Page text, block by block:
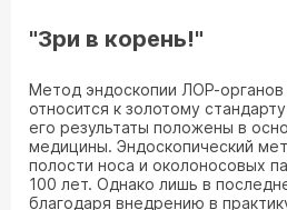
"Зри в корень!"
Метод эндоскопии ЛОР-
относится к золотому
его результаты положены в
медицины. Эндоскопический
полости носа и околоносовых
100 лет. Однако лишь в
благодаря внедрению в